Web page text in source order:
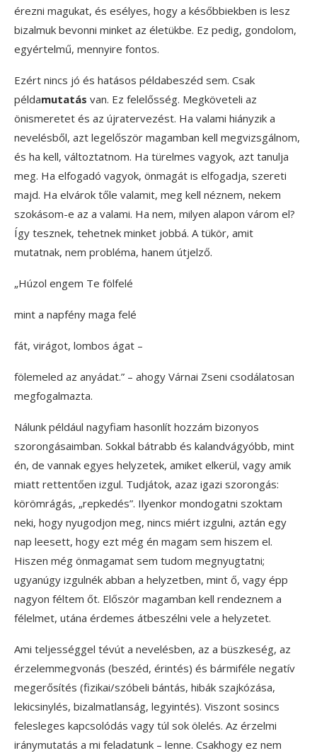
érezni magukat, és esélyes, hogy a későbbiekben is lesz
bizalmuk bevonni minket az életükbe. Ez pedig, gondolom,
egyértelmű, mennyire fontos.
Ezért nincs jó és hatásos példabeszéd sem. Csak
példamutatás van. Ez felelősség. Megköveteli az
önismeretet és az újratervezést. Ha valami hiányzik a
nevelésből, azt legelőször magamban kell megvizsgálnom,
és ha kell, változtatnom. Ha türelmes vagyok, azt tanulja
meg. Ha elfogadó vagyok, önmagát is elfogadja, szereti
majd. Ha elvárok tőle valamit, meg kell néznem, nekem
szokásom-e az a valami. Ha nem, milyen alapon várom el?
Így tesznek, tehetnek minket jobbá. A tükör, amit
mutatnak, nem probléma, hanem útjelző.
„Húzol engem Te fölfelé
mint a napfény maga felé
fát, virágot, lombos ágat –
fölemeled az anyádat.” – ahogy Várnai Zseni csodálatosan
megfogalmazta.
Nálunk például nagyfiam hasonlít hozzám bizonyos
szorongásaimban. Sokkal bátrabb és kalandvágyóbb, mint
én, de vannak egyes helyzetek, amiket elkerül, vagy amik
miatt rettentően izgul. Tudjátok, azaz igazi szorongás:
körömrágás, „repkedés”. Ilyenkor mondogatni szoktam
neki, hogy nyugodjon meg, nincs miért izgulni, aztán egy
nap leesett, hogy ezt még én magam sem hiszem el.
Hiszen még önmagamat sem tudom megnyugtatni;
ugyanúgy izgulnék abban a helyzetben, mint ő, vagy épp
nagyon féltem őt. Először magamban kell rendeznem a
félelmet, utána érdemes átbeszélni vele a helyzetet.
Ami teljességgel tévút a nevelésben, az a büszkeség, az
érzelemmegvonás (beszéd, érintés) és bármiféle negatív
megerősítés (fizikai/szóbeli bántás, hibák szajkózása,
lekicsinylés, bizalmatlanság, legyintés). Viszont sosincs
felesleges kapcsolódás vagy túl sok ölelés. Az érzelmi
iránymutatás a mi feladatunk – lenne. Csakhogy ez nem